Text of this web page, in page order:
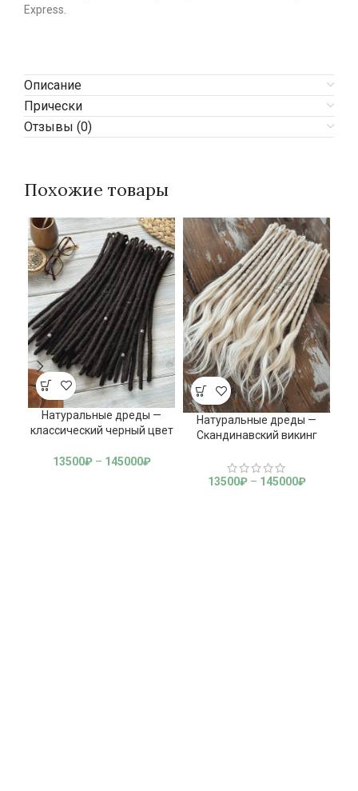
Express.
Описание
Прически
Отзывы (0)
Похожие товары
Натуральные дреды —
классический черный цвет
13500₽ – 145000₽
Натуральные дреды —
Скандинавский викинг
13500₽ – 145000₽